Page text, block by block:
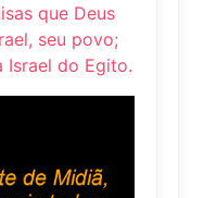
que Deus
seu povo;
Israel do Egito.